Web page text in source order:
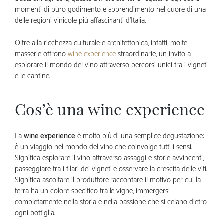
momenti di puro godimento e apprendimento nel cuore di una
delle regioni vinicole più affascinanti d’Italia.
Oltre alla ricchezza culturale e architettonica, infatti, molte
masserie offronowine experiencestraordinarie, un invito a
esplorare il mondo del vino attraverso percorsi unici tra i vigneti
e le cantine.
Cos’è una wine experience
Lawine experience è molto più di una semplice degustazione:
è un viaggio nel mondo del vino che coinvolge tutti i sensi.
Significa esplorare il vino attraverso assaggi e storie avvincenti,
passeggiare tra i filari dei vigneti e osservare la crescita delle viti.
Significa ascoltare il produttore raccontare il motivo per cui la
terra ha un colore specifico tra le vigne, immergersi
completamente nella storia e nella passione che si celano dietro
ogni bottiglia.